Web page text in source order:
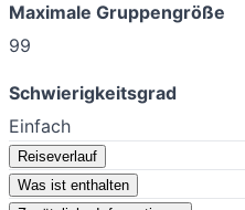
Maximale Gruppengröße
99
Schwierigkeitsgrad
Einfach
Reiseverlauf
Was ist enthalten